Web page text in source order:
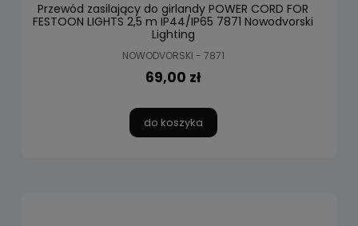
Przewód zasilający do girlandy POWER CORD FOR
FESTOON LIGHTS 2,5 m IP44/IP65 7871 Nowodvorski
Lighting
NOWODVORSKI - 7871
69,00 zł
do koszyka